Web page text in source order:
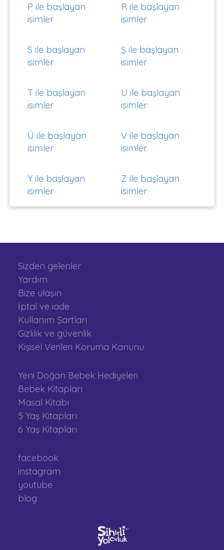
P ile başlayan
isimler
R ile başlayan
isimler
S ile başlayan
isimler
Ş ile başlayan
isimler
T ile başlayan
isimler
U ile başlayan
isimler
Ü ile başlayan
isimler
V ile başlayan
isimler
Y ile başlayan
isimler
Z ile başlayan
isimler
Sizden gelenler
Yardım
Bize ulaşın
İptal ve iade
Kullanım Şartları
Gizlilik ve güvenlik
Kişisel Verileri Koruma Kanunu
Yeni Doğan Bebek Hediyeleri
Bebek Kitapları
Masal Kitabı
5 Yaş Kitapları
6 Yaş Kitapları
facebook
instagram
youtube
blog